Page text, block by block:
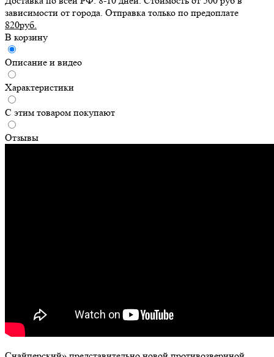
зависимости от города. Отправка только по предоплате
820руб.
В корзину
Описание и видео
Характеристики
С этим товаром покупают
Отзывы